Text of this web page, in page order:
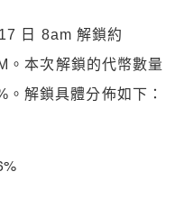
日 8am 解鎖約
本次解鎖的代幣數量
解鎖具體分佈如下：